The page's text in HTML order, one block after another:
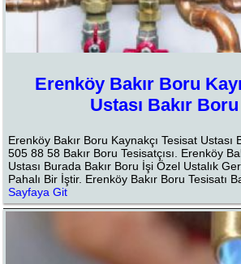
Erenköy Bakır Boru
Ustası Bakır
Erenköy Bakır Boru Kaynakçı Tesisat Ustası
505 88 58 Bakır Boru Tesisatçısı. Erenköy
Ustası Burada Bakır Boru İşi Özel Ustalık
Pahalı Bir İştir. Erenköy Bakır Boru Tesisatı
Sayfaya Git